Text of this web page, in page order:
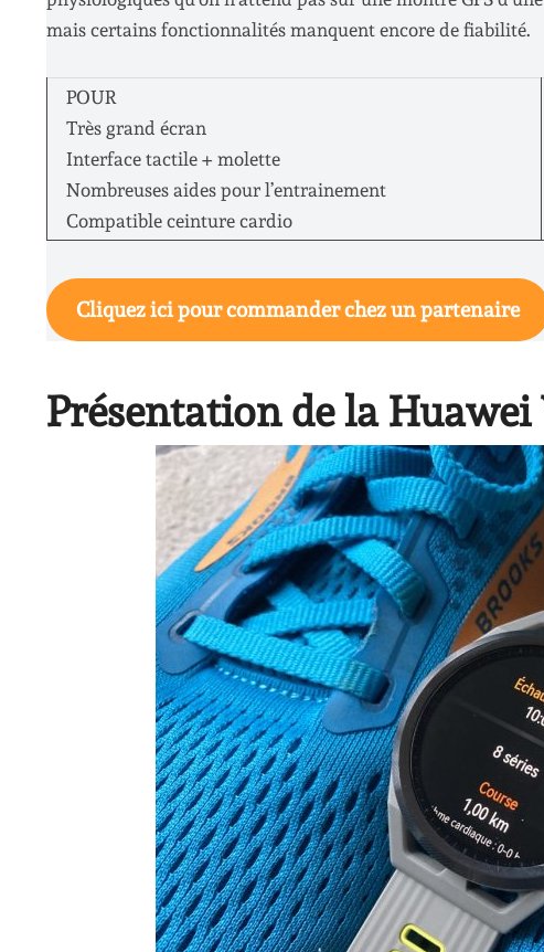
mais certains fonctionnalités manquent encore de fiabilité.
POUR
Très grand écran
Interface tactile + molette
Nombreuses aides pour l’entrainement
Compatible ceinture cardio
Cliquez ici pour commander chez un partenaire
Présentation de la